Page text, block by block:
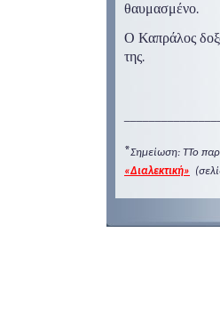
θαυμασμένο.
Ο Καπράλος
της.
*Σημείωση: ΤΤο
«Διαλεκτική»